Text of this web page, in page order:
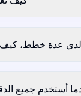
لدي عدة خطط،
أستخدم جميع